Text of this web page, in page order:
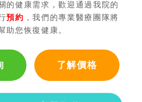
的健康需求，歡迎通過我院的
預約 ，我們的專業醫療團隊將
助您恢復健康。
了解價格